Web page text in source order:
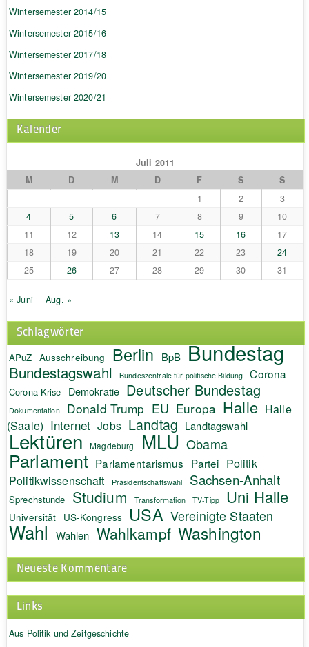
Wintersemester 2014/15
Wintersemester 2015/16
Wintersemester 2017/18
Wintersemester 2019/20
Wintersemester 2020/21
Kalender
Juli 2011
M
D M D F S
S
1
2
3
4
5 6 7 8 9
10
11
12 13 14 15 16
17
18
19 20 21 22 23
24
25
26 27 28 29 30 31
« Juni Aug. »
Schlagwörter
APuZ Ausschreibung Berlin BpB Bundestag
Bundestagswahl Bundeszentrale für politische Bildung Corona
Corona-Krise Demokratie Deutscher Bundestag
Dokumentation Donald Trump EU Europa Halle Halle
(Saale) Internet Jobs Landtag Landtagswahl
Lektüren Magdeburg MLU Obama
Parlament Parlamentarismus Partei Politik
Politikwissenschaft Präsidentschaftswahl Sachsen-Anhalt
Sprechstunde Studium Transformation TV-Tipp Uni Halle
Universität US-Kongress USA Vereinigte Staaten
Wahl Wahlen Wahlkampf Washington
Neueste Kommentare
Links
Aus Politik und Zeitgeschichte